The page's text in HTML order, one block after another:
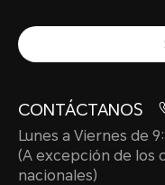
CONTÁCTANOS
Lunes a Viernes de
(A excepción de los
nacionales)